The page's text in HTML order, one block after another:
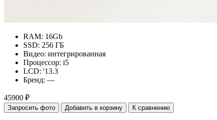
RAM: 16Gb
SSD: 256 ГБ
Видео: интегрированная
Процессор: i5
LCD: '13.3
Бренд: —
45900 ₽
Запросить фото Добавить в корзину К сравнению